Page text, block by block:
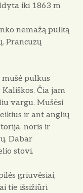
iki 1863 m
nemažą pulką
Prancuzų
pulkus
Čia jam
vargu. Mušėsi
ir ant anglių
noris ir
Dabar
stovi.
griuvėsiai,
tie išsižiūri